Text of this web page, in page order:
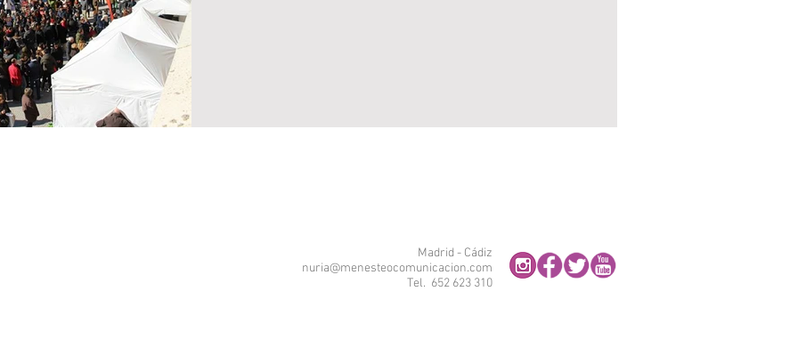
Madrid - Cádiz
nuria@menesteocomunicacion.com
Tel. 652 623 310